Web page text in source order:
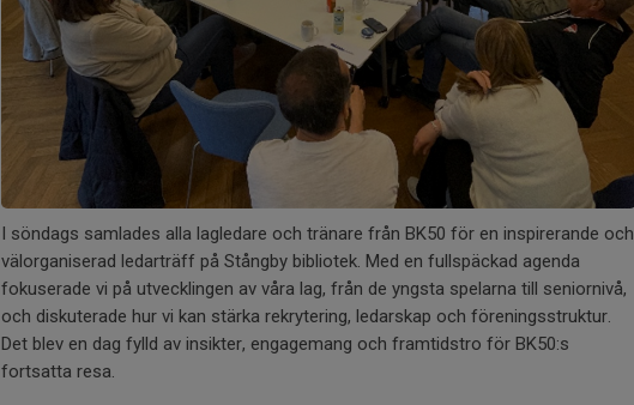
I söndags samlades alla lagledare och tränare från BK50 för en inspirerande och
välorganiserad ledarträff på Stångby bibliotek. Med en fullspäckad agenda
fokuserade vi på utvecklingen av våra lag, från de yngsta spelarna till seniornivå,
och diskuterade hur vi kan stärka rekrytering, ledarskap och föreningsstruktur.
Det blev en dag fylld av insikter, engagemang och framtidstro för BK50:s
fortsatta resa.